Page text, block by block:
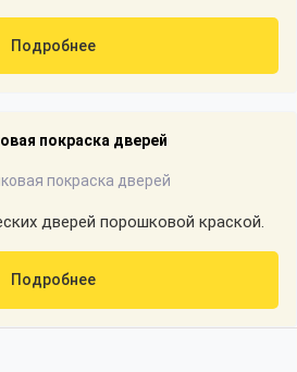
Подробнее
покраска дверей
дверей порошковой краской.
Подробнее